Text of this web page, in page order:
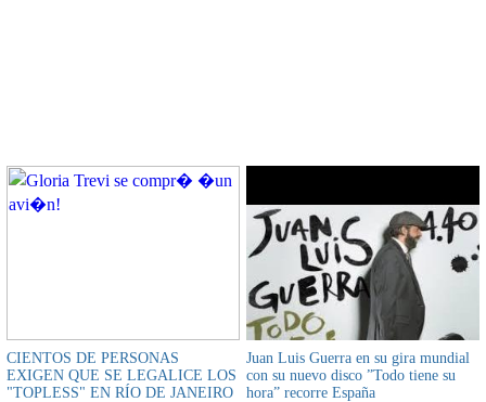
CIENTOS DE PERSONAS
EXIGEN QUE SE LEGALICE LOS
"TOPLESS" EN RÍO DE JANEIRO
Juan Luis Guerra en su gira mundial
con su nuevo disco ”Todo tiene su
hora” recorre España